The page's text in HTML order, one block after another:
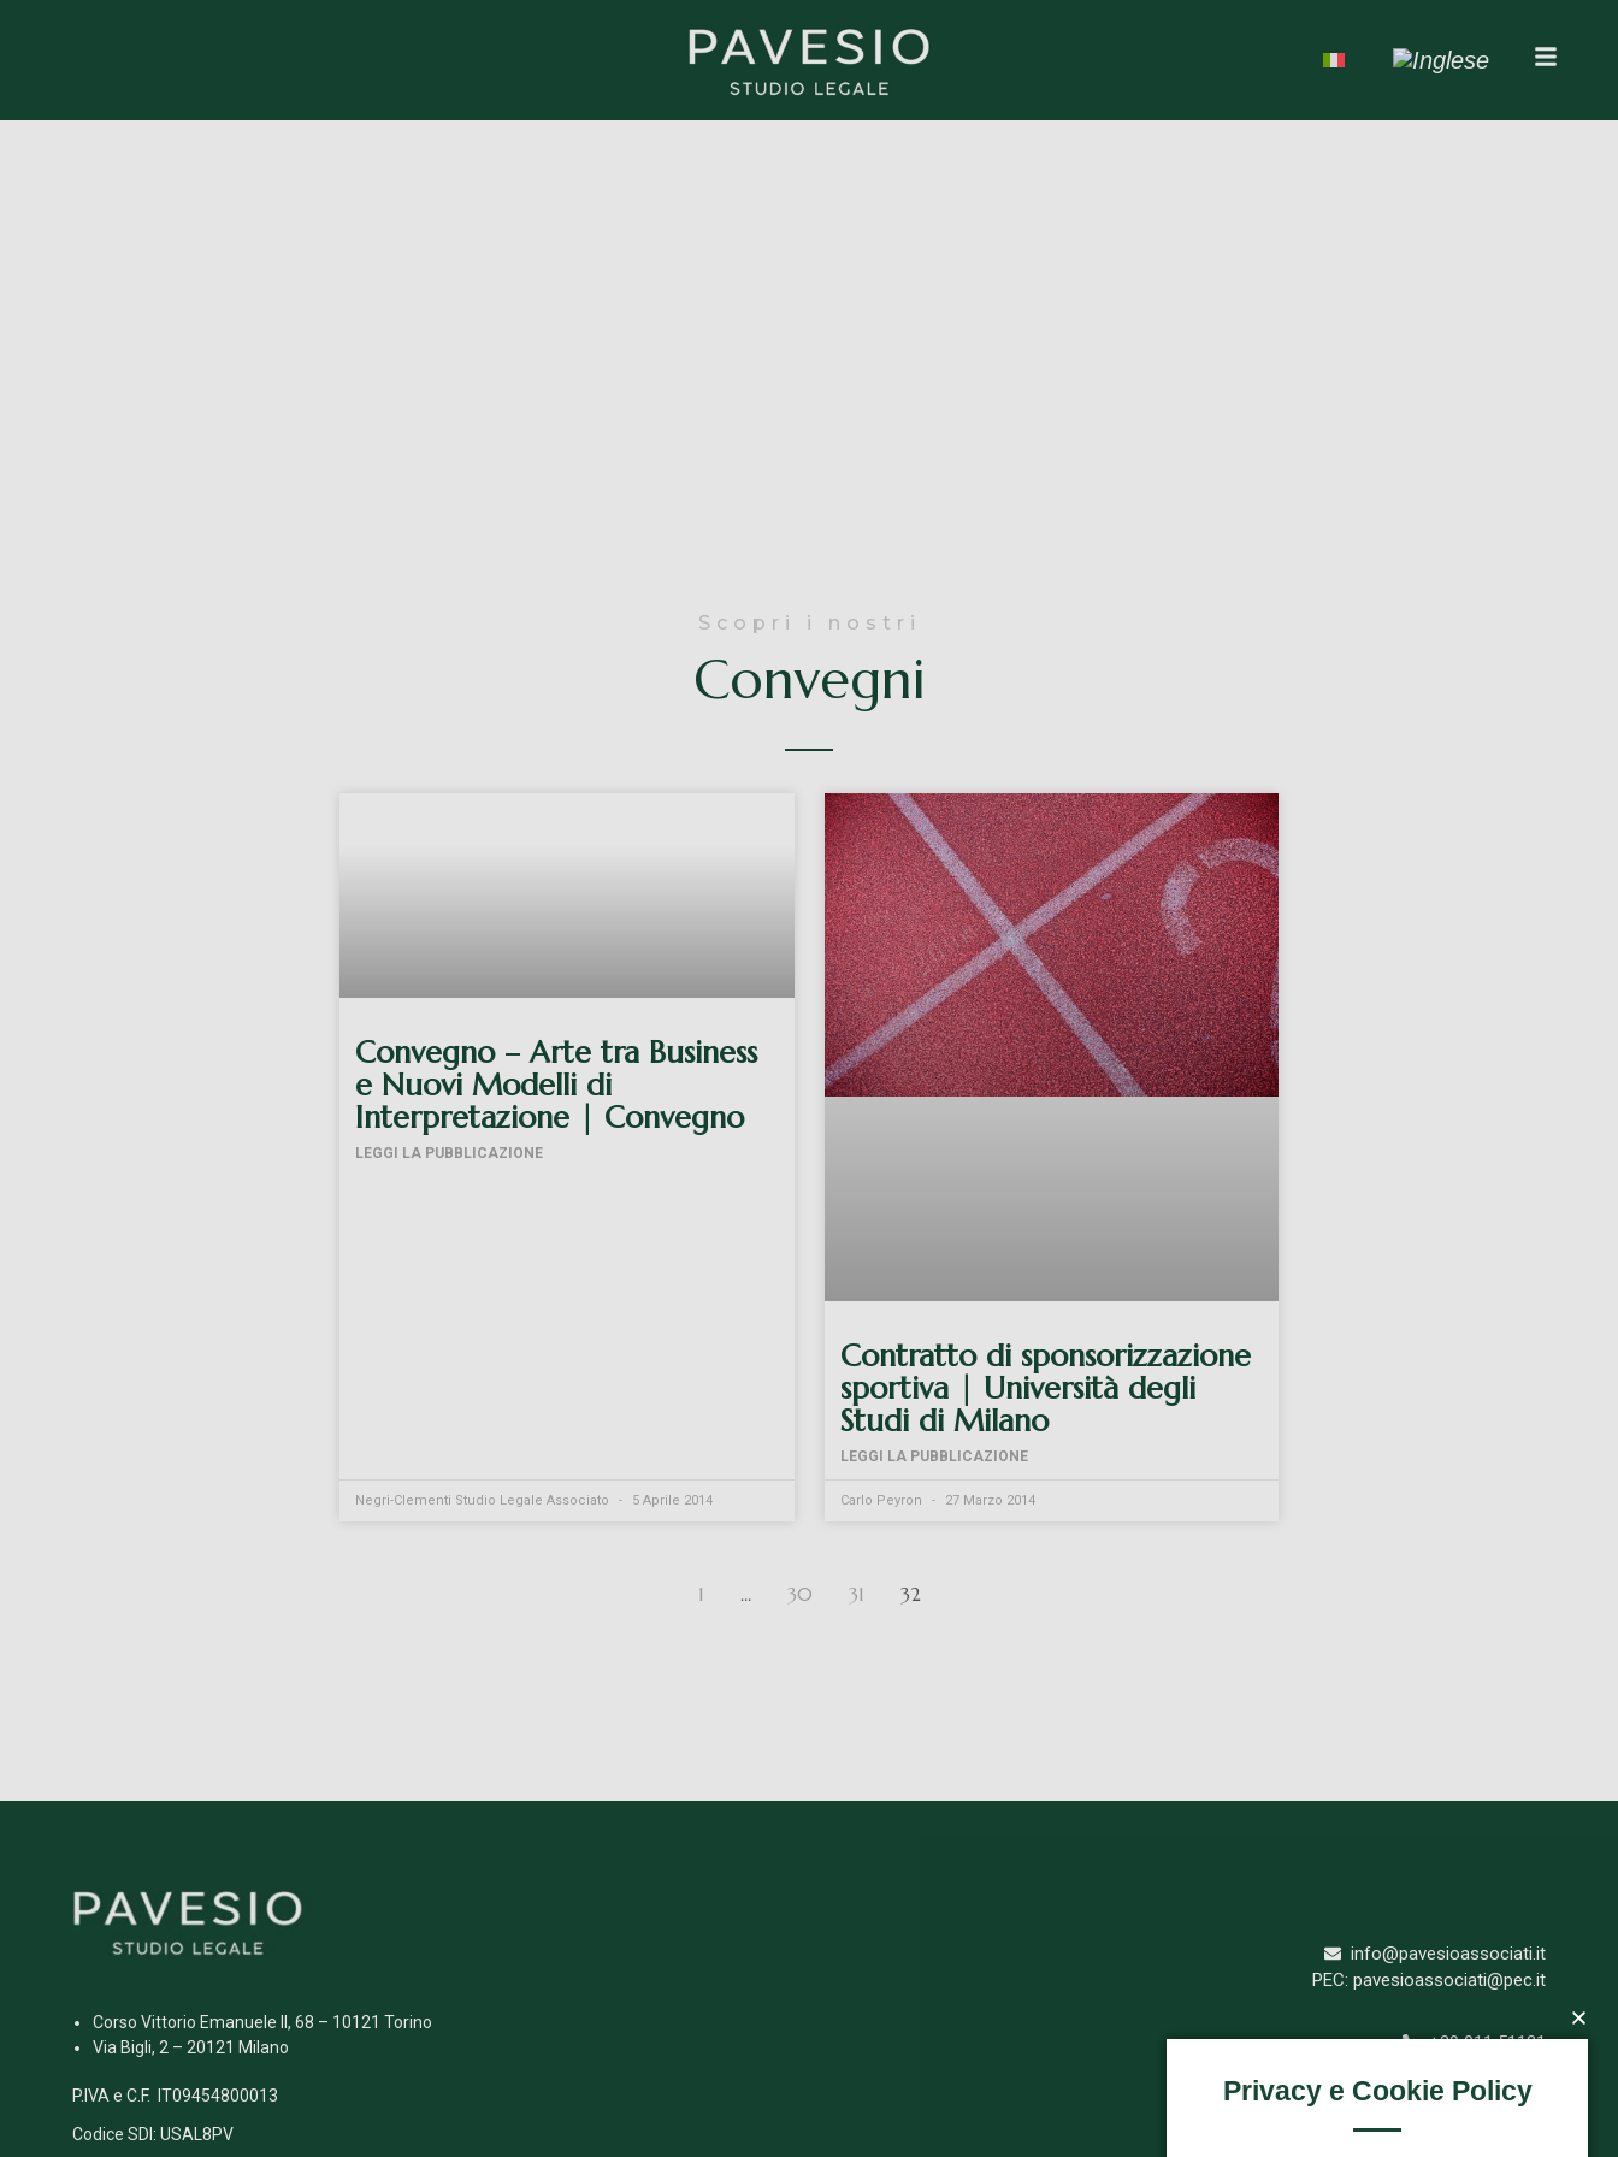
Scopri i nostri
Convegni
Convegno – Arte tra Business
e Nuovi Modelli di
Interpretazione | Convegno
LEGGI LA PUBBLICAZIONE
Negri-Clementi Studio Legale Associato 5 Aprile 2014
Contratto di sponsorizzazione
sportiva | Università degli
Studi di Milano
LEGGI LA PUBBLICAZIONE
Carlo Peyron 27 Marzo 2014
1 … 30 31 32
Corso Vittorio Emanuele II, 68 – 10121 Torino
Via Bigli, 2 – 20121 Milano
P.IVA e C.F. IT09454800013
Codice SDI: USAL8PV
info@pavesioassociati.it
PEC: pavesioassociati@pec.it
+39 011 51121
Privacy e Cookie Policy